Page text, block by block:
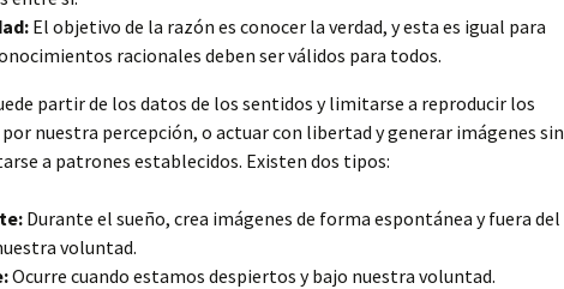
El objetivo de la razón es conocer la verdad, y esta es igual para
racionales deben ser válidos para todos.
partir de los datos de los sentidos y limitarse a reproducir los
nuestra percepción, o actuar con libertad y generar imágenes sin
a patrones establecidos. Existen dos tipos:
Durante el sueño, crea imágenes de forma espontánea y fuera del
voluntad.
Ocurre cuando estamos despiertos y bajo nuestra voluntad.